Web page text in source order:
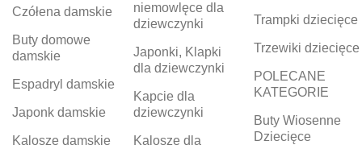
Czółena damskie
Buty domowe
damskie
Espadryl damskie
Japonk damskie
Kalosze damskie
niemowlęce dla
dziewczynki
Japonki, Klapki
dla dziewczynki
Kapcie dla
dziewczynki
Kalosze dla
Trampki dziecięce
Trzewiki dziecięce
POLECANE
KATEGORIE
Buty Wiosenne
Dziecięce